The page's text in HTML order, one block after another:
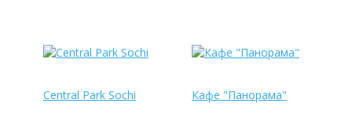
Central Park Sochi Кафе "Панорама"